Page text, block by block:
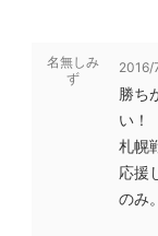
名無しみ
ず
2016/
勝ち
い！
札幌
応援
のみ。